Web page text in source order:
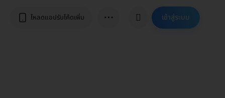
โหลดแอปรับโค้ดเพิ่ม ⋯ เข้าสู่ระบบ